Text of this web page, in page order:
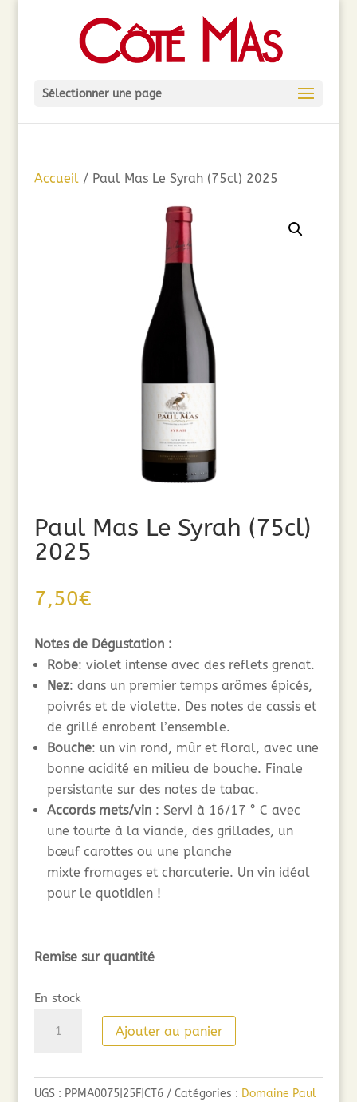
Sélectionner une page
Accueil/ Paul Mas Le Syrah (75cl) 2025
Paul Mas Le Syrah (75cl)
2025
7,50€
Notes de Dégustation :
Robe: violet intense avec des reflets grenat.
Nez: dans un premier temps arômes épicés,
poivrés et de violette. Des notes de cassis et
de grillé enrobent l’ensemble.
Bouche: un vin rond, mûr et floral, avec une
bonne acidité en milieu de bouche. Finale
persistante sur des notes de tabac.
Accords mets/vin: Servi à 16/17 ° C avec
une tourte à la viande, des grillades, un
bœuf carottes ou une planche
mixte fromages et charcuterie. Un vin idéal
pour le quotidien !
Remise sur quantité
En stock
Ajouter au panier
UGS : PPMA0075|25F|CT6 Catégories : Domaine Paul